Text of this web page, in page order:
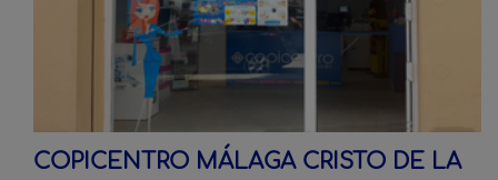
COPICENTRO MÁLAGA CRISTO DE LA